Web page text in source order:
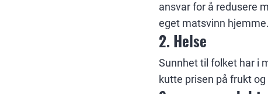
ansvar for å redusere
eget matsvinn hjemme.
2. Helse
Sunnhet til folket har i
kutte prisen på frukt